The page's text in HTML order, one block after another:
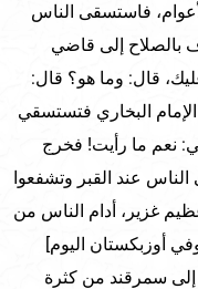
فاستسقى الناس
بالصلاح إلى قاضي
قال: وما هو؟ قال:
البخاري فتستسقي
نعم ما رأيت! فخرج
عند القبر وتشفعوا
غزير، أدام الناس من
أوزبكستان اليوم]
إلى سمرقند من كثرة